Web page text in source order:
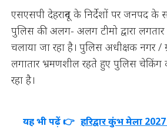
एसएसपी देहरादून के निर्देशों पर जनपद के
पुलिस की अलग- अलग टीमो द्वारा
चलाया जा रहा है। पुलिस अधीक्षक नगर /
लगातार भ्रमणशील रहते हुए पुलिस चेकिंग
रहा है।
यह भी पढ़ें 👉 हरिद्वार कुंभ मेला